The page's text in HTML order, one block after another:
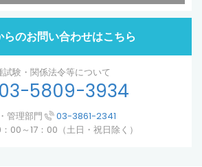
らのお問い合わせはこちら
試験・関係法令等について
03-5809-3934
管理部門
03-3861-2341
00～17：00（土日・祝日除く）